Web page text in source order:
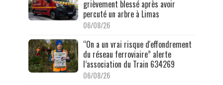
grièvement blessé après avoir
percuté un arbre à Limas
06/08/26
“On a un vrai risque d'effondrement
du réseau ferroviaire” alerte
l’association du Train 634269
06/08/26